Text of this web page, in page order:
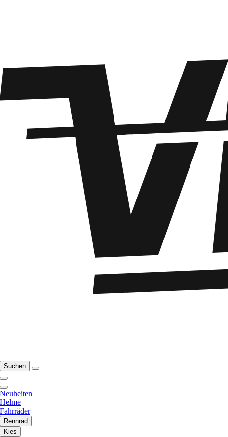
Suchen
Neuheiten
Helme
Fahrräder
Rennrad
Kies